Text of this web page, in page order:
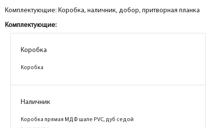
Комплектующие: Коробка, наличник, добор, притворная планка
Комплектующие:
Коробка
Коробка
Наличник
Коробка прямая МДФ шале PVC, дуб корица
Коробка
Коробка
Наличник
Коробка прямая МДФ шале PVC, дуб корица
Коробка
Коробка
Наличник
Коробка прямая МДФ шале PVC, дуб
Коробка
Коробка
Наличник
Коробка прямая МДФ шале PVC, дуб
Коробка
Коробка
Наличник
Коробка прямая МДФ шале PVC, дуб седой